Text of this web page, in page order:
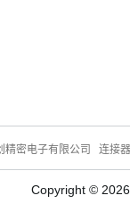
精密电子有限公司 连接
Copyright ©